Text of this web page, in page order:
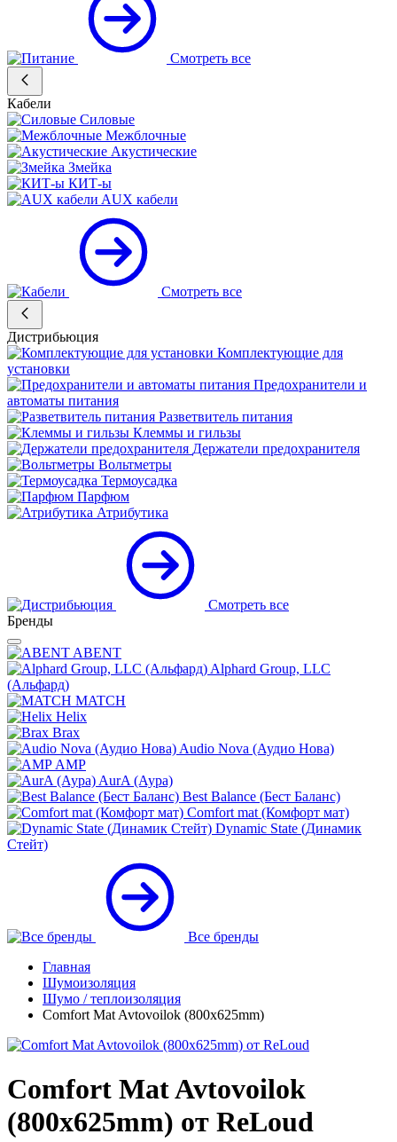
Смотреть все
Кабели
Силовые
Межблочные
Акустические
Змейка
КИТ-ы
AUX кабели
Смотреть все
Дистрибьюция
Комплектующие для
установки
Предохранители и
автоматы питания
Разветвитель питания
Клеммы и гильзы
Держатели предохранителя
Вольтметры
Термоусадка
Парфюм
Атрибутика
Смотреть все
Бренды
ABENT
Alphard Group, LLC
(Альфард)
MATCH
Helix
Brax
Audio Nova (Аудио Нова)
AMP
AurA (Аура)
Best Balance (Бест Баланс)
Comfort mat (Комфорт мат)
Dynamic State (Динамик
Стейт)
Все бренды
Главная
Шумоизоляция
Шумо / теплоизоляция
Comfort Mat Avtovoilok (800x625mm)
Comfort Mat Avtovoilok
(800x625mm) от ReLoud